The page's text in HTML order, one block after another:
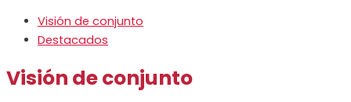
Visión de conjunto
Destacados
Visión de conjunto